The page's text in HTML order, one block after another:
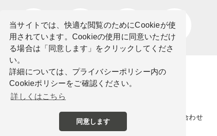
当サイトでは、快適な閲覧のためにCookieが使
用されています。Cookieの使用に同意いただけ
る場合は「同意します」をクリックしてくださ
い。
詳細については、プライバシーポリシー内の
Cookieポリシーをご確認ください。
詳しくはこちら
同意します
プライバシーポリシー お問い合わせ
©公益社団法人栃木県観光物産協会